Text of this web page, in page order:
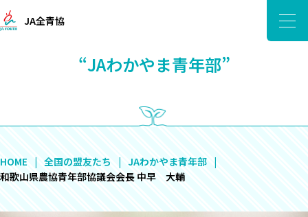
JA全青協
“JAわかやま青年部”
HOME 全国の盟友たち
JAわかやま青年部
和歌山県農協青年部協議会会長 中早 大輔